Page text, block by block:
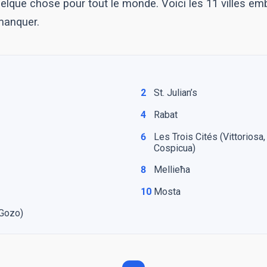
chose pour tout le monde. Voici les 11 villes
2
St. Julian’s
4
Rabat
6
Les Trois Cités
Cospicua)
8
Mellieħa
10 Mosta